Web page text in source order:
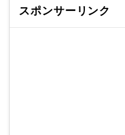
スポンサーリンク